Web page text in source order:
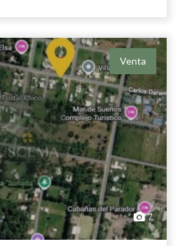
Venta
7